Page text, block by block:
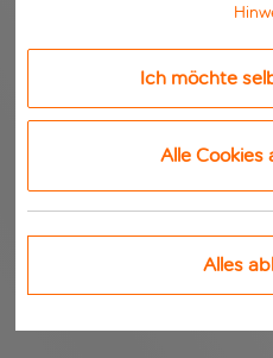
Ich möchte
Alle Cookies
Alles